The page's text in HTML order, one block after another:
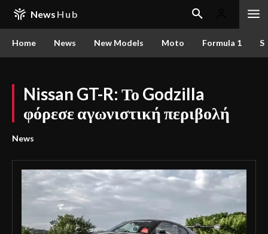
News Hub
Home News New Models Moto Formula 1
Nissan GT-R: Το Godzilla
φόρεσε αγωνιστική περιβολή
News